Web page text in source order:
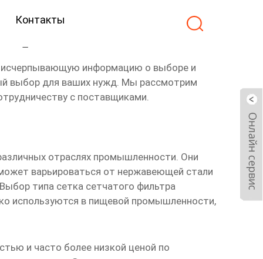
Контакты
исчерпывающую информацию о выборе и
выбор для ваших нужд. Мы рассмотрим
с поставщиками.
отраслях промышленности. Они
варьироваться от нержавеющей стали
типа сетка сетчатого фильтра
используются в пищевой промышленности,
и часто более низкой ценой по